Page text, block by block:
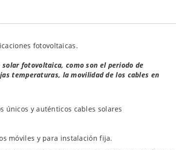
fotovoltaicas.
fotovoltaica, como son el periodo de
temperaturas, la movilidad de los cables en
únicos y auténticos cables solares
móviles y para instalación fija.